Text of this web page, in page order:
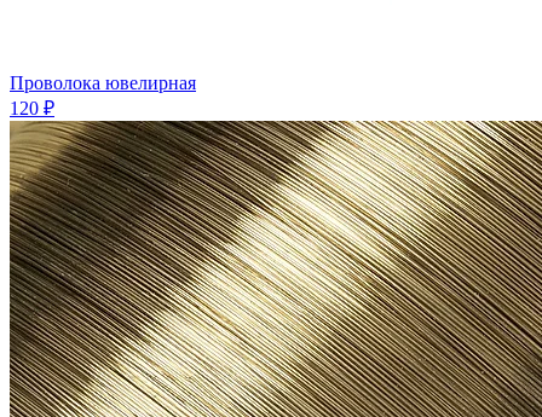
Проволока ювелирная
120 ₽